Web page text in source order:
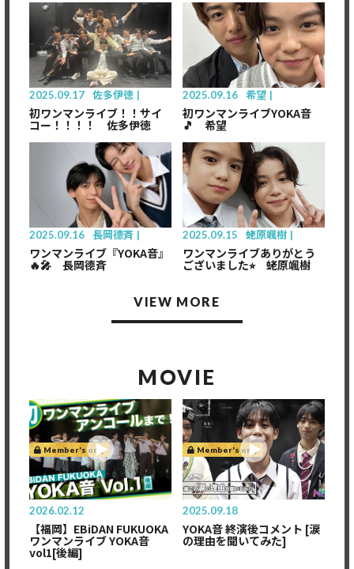
2025.09.17 佐多伊徳
初ワンマンライブ！！サイ
コー！！！！ 佐多伊徳
2025.09.16 希望
初ワンマンライブYOKA音
🎵 希望
2025.09.16 長岡德斉
ワンマンライブ『YOKA音』
🔥🎤 長岡德斉
2025.09.15 蛯原颯樹
ワンマンライブありがとう
ございました⭐︎ 蛯原颯樹
VIEW MORE
MOVIE
Member's only
2026.02.12
【福岡】EBiDAN FUKUOKA
ワンマンライブ YOKA音
vol1[後編]
Member's only
2025.09.18
YOKA音 終演後コメント [涙
の理由を聞いてみた]